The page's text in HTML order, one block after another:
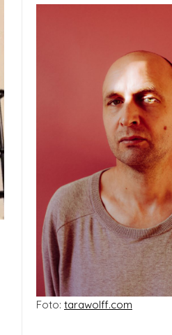
Foto: tarawolff.com